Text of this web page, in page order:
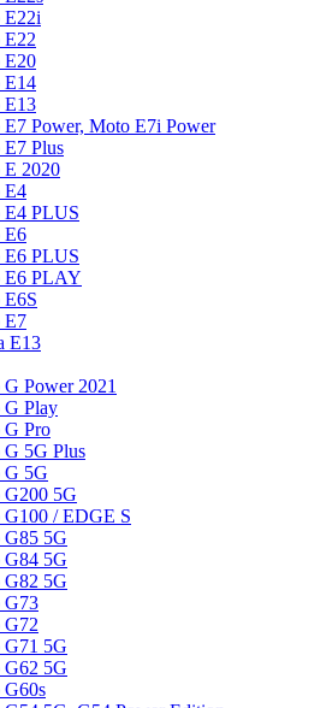
E22i
E20
E14
E13
Power, Moto E7i Power
Plus
2020
E4
PLUS
E6
PLUS
E6 PLAY
E7
E13
Power 2021
Play
Pro
5G Plus
G 5G
5G
/ EDGE S
5G
5G
5G
G73
5G
5G